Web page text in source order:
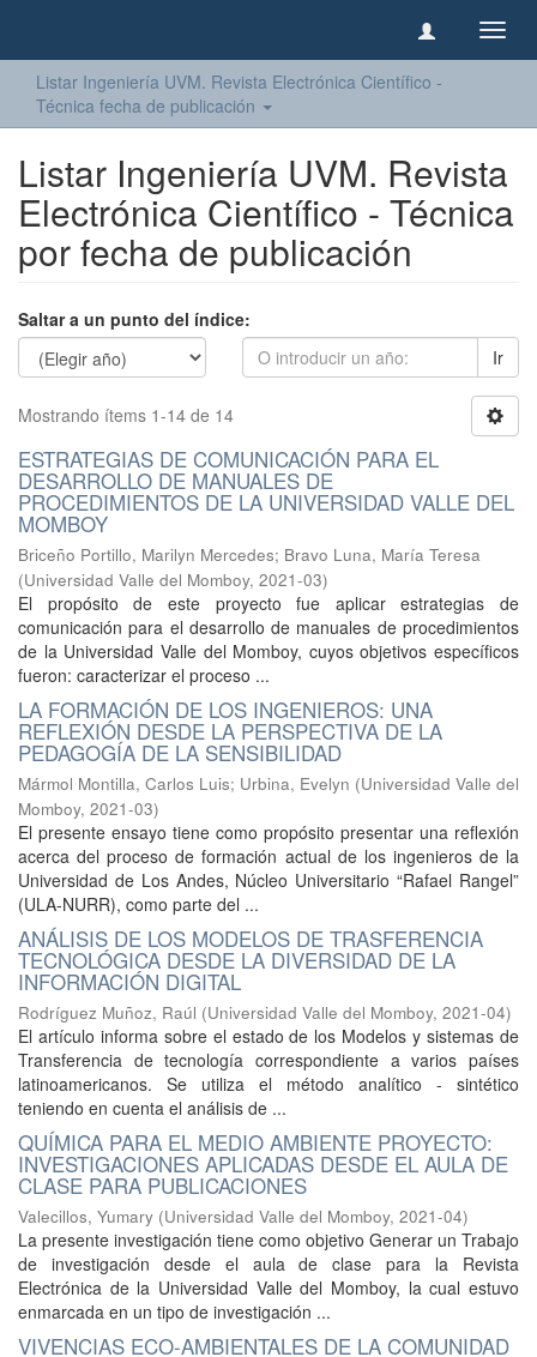
Listar Ingeniería UVM. Revista Electrónica Científico -
Técnica fecha de publicación
Listar Ingeniería UVM. Revista
Electrónica Científico - Técnica
por fecha de publicación
Saltar a un punto del índice:
Ir
Mostrando ítems 1-14 de 14
ESTRATEGIAS DE COMUNICACIÓN PARA EL
DESARROLLO DE MANUALES DE
PROCEDIMIENTOS DE LA UNIVERSIDAD VALLE DEL
MOMBOY
Briceño Portillo, Marilyn Mercedes; Bravo Luna, María Teresa
(Universidad Valle del Momboy, 2021-03)
El propósito de este proyecto fue aplicar estrategias de
comunicación para el desarrollo de manuales de procedimientos
de la Universidad Valle del Momboy, cuyos objetivos específicos
fueron: caracterizar el proceso ...
LA FORMACIÓN DE LOS INGENIEROS: UNA
REFLEXIÓN DESDE LA PERSPECTIVA DE LA
PEDAGOGÍA DE LA SENSIBILIDAD
Mármol Montilla, Carlos Luis; Urbina, Evelyn (Universidad Valle del
Momboy, 2021-03)
El presente ensayo tiene como propósito presentar una reflexión
acerca del proceso de formación actual de los ingenieros de la
Universidad de Los Andes, Núcleo Universitario “Rafael Rangel”
(ULA-NURR), como parte del ...
ANÁLISIS DE LOS MODELOS DE TRASFERENCIA
TECNOLÓGICA DESDE LA DIVERSIDAD DE LA
INFORMACIÓN DIGITAL
Rodríguez Muñoz, Raúl (Universidad Valle del Momboy, 2021-04)
El artículo informa sobre el estado de los Modelos y sistemas de
Transferencia de tecnología correspondiente a varios países
latinoamericanos. Se utiliza el método analítico - sintético
teniendo en cuenta el análisis de ...
QUÍMICA PARA EL MEDIO AMBIENTE PROYECTO:
INVESTIGACIONES APLICADAS DESDE EL AULA DE
CLASE PARA PUBLICACIONES
Valecillos, Yumary (Universidad Valle del Momboy, 2021-04)
La presente investigación tiene como objetivo Generar un Trabajo
de investigación desde el aula de clase para la Revista
Electrónica de la Universidad Valle del Momboy, la cual estuvo
enmarcada en un tipo de investigación ...
VIVENCIAS ECO-AMBIENTALES DE LA COMUNIDAD